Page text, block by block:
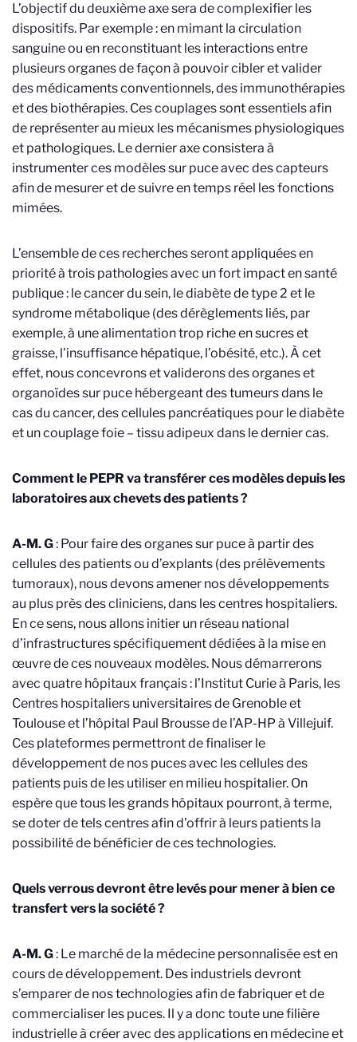
L’objectif du deuxième axe sera de complexifier les
dispositifs. Par exemple : en mimant la circulation
sanguine ou en reconstituant les interactions entre
plusieurs organes de façon à pouvoir cibler et valider
des médicaments conventionnels, des immunothérapies
et des biothérapies. Ces couplages sont essentiels afin
de représenter au mieux les mécanismes physiologiques
et pathologiques. Le dernier axe consistera à
instrumenter ces modèles sur puce avec des capteurs
afin de mesurer et de suivre en temps réel les fonctions
mimées.
L’ensemble de ces recherches seront appliquées en
priorité à trois pathologies avec un fort impact en santé
publique : le cancer du sein, le diabète de type 2 et le
syndrome métabolique (des dérèglements liés, par
exemple, à une alimentation trop riche en sucres et
graisse, l’insuffisance hépatique, l’obésité, etc.). À cet
effet, nous concevrons et validerons des organes et
organoïdes sur puce hébergeant des tumeurs dans le
cas du cancer, des cellules pancréatiques pour le diabète
et un couplage foie – tissu adipeux dans le dernier cas.
Comment le PEPR va transférer ces modèles depuis les
laboratoires aux chevets des patients ?
A-M. G: Pour faire des organes sur puce à partir des
cellules des patients ou d’explants (des prélèvements
tumoraux), nous devons amener nos développements
au plus près des cliniciens, dans les centres hospitaliers.
En ce sens, nous allons initier un réseau national
d’infrastructures spécifiquement dédiées à la mise en
œuvre de ces nouveaux modèles. Nous démarrerons
avec quatre hôpitaux français : l’Institut Curie à Paris, les
Centres hospitaliers universitaires de Grenoble et
Toulouse et l’hôpital Paul Brousse de l’AP-HP à Villejuif.
Ces plateformes permettront de finaliser le
développement de nos puces avec les cellules des
patients puis de les utiliser en milieu hospitalier. On
espère que tous les grands hôpitaux pourront, à terme,
se doter de tels centres afin d’offrir à leurs patients la
possibilité de bénéficier de ces technologies.
Quels verrous devront être levés pour mener à bien ce
transfert vers la société ?
A-M. G: Le marché de la médecine personnalisée est en
cours de développement. Des industriels devront
s’emparer de nos technologies afin de fabriquer et de
commercialiser les puces. Il y a donc toute une filière
industrielle à créer avec des applications en médecine et